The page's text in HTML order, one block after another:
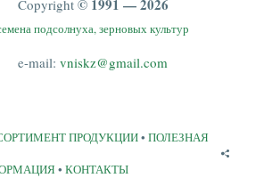
Copyright © 1991 — 2026
подсолнуха, зерновых культур
e-mail: vniskz@gmail.com
ПРОДУКЦИИ•ПОЛЕЗНАЯ
•КОНТАКТЫ